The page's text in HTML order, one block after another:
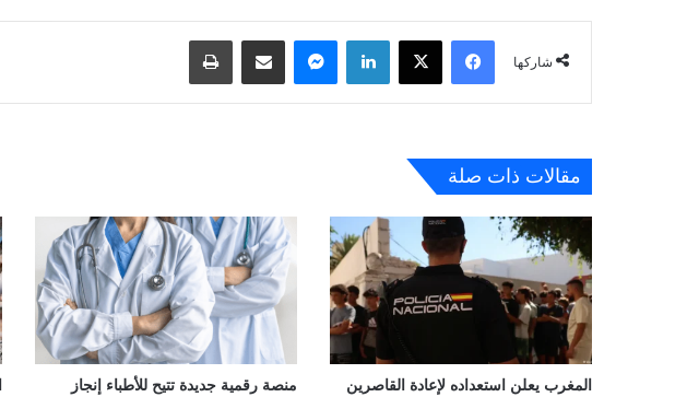
شاركها
فيسبوك لينكدإن
مقالات ذات صلة
المغرب يعلن استعداده لإعادة القاصرين منصة رقمية جديدة تتيح للأطباء إنجاز